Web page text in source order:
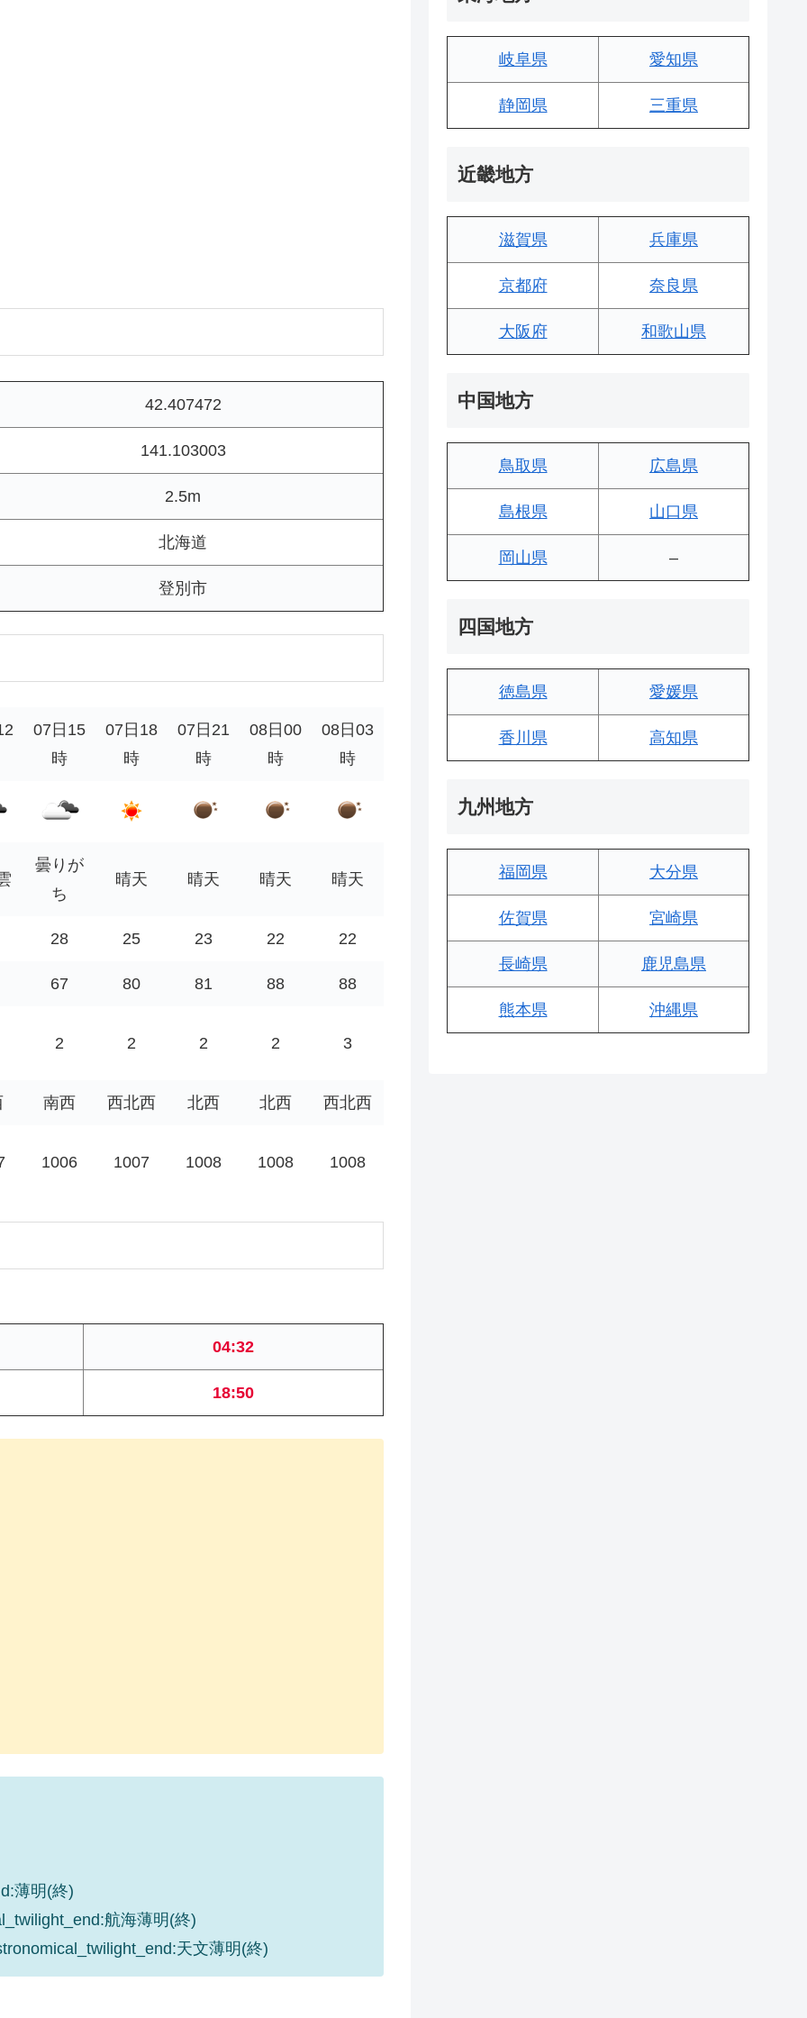
42.407472
141.103003
2.5m
北海道
登別市
07日15
時
07日18
時
07日21
時
08日00
時
08日03
時
曇りが
ち
晴天 晴天 晴天 晴天
28 25 23 22 22
67 80 81 88 88
2 2 2 2 3
南西 西北西 北西 北西 西北西
1006 1007 1008 1008 1008
04:32
18:50
薄明(終)
航海薄明(終)
天文薄明(終)
岐阜県 愛知県
静岡県 三重県
近畿地方
滋賀県 兵庫県
京都府 奈良県
大阪府 和歌山県
中国地方
鳥取県 広島県
島根県 山口県
岡山県 –
四国地方
徳島県 愛媛県
香川県 高知県
九州地方
福岡県 大分県
佐賀県 宮崎県
長崎県 鹿児島県
熊本県 沖縄県